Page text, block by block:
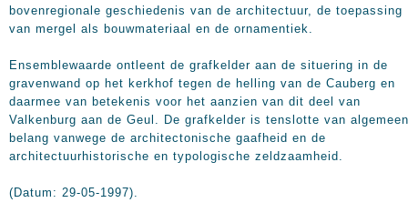
bovenregionale geschiedenis van de architectuur, de toepassing
van mergel als bouwmateriaal en de ornamentiek.
Ensemblewaarde ontleent de grafkelder aan de situering in de
gravenwand op het kerkhof tegen de helling van de Cauberg en
daarmee van betekenis voor het aanzien van dit deel van
Valkenburg aan de Geul. De grafkelder is tenslotte van algemeen
belang vanwege de architectonische gaafheid en de
architectuurhistorische en typologische zeldzaamheid.
(Datum: 29-05-1997).